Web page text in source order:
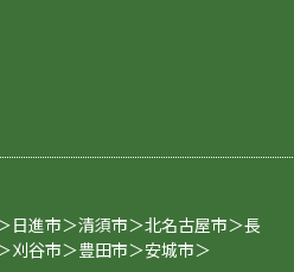
日進市＞清須市＞北名古屋市＞長
刈谷市＞豊田市＞安城市＞